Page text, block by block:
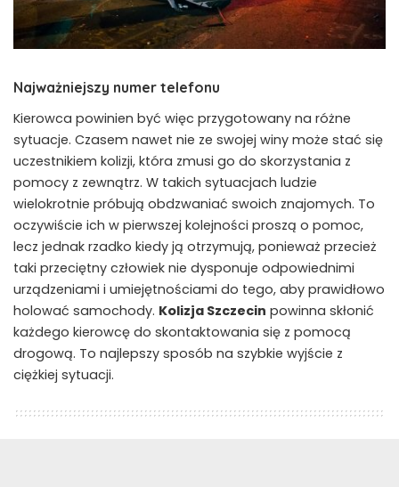
Najważniejszy numer telefonu
Kierowca powinien być więc przygotowany na różne
sytuacje. Czasem nawet nie ze swojej winy może stać się
uczestnikiem kolizji, która zmusi go do skorzystania z
pomocy z zewnątrz. W takich sytuacjach ludzie
wielokrotnie próbują obdzwaniać swoich znajomych. To
oczywiście ich w pierwszej kolejności proszą o pomoc,
lecz jednak rzadko kiedy ją otrzymują, ponieważ przecież
taki przeciętny człowiek nie dysponuje odpowiednimi
urządzeniami i umiejętnościami do tego, aby prawidłowo
holować samochody. Kolizja Szczecin powinna skłonić
każdego kierowcę do skontaktowania się z pomocą
drogową. To najlepszy sposób na szybkie wyjście z
ciężkiej sytuacji.